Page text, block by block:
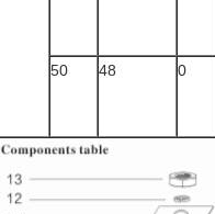
50
48 0